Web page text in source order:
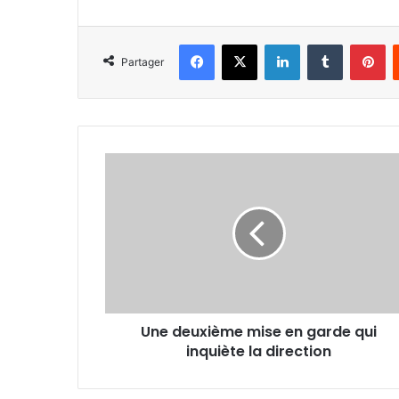
Partager
Facebook
X LinkedinTumblr
direction
Une deuxième mise en garde qui
inquiète la direction